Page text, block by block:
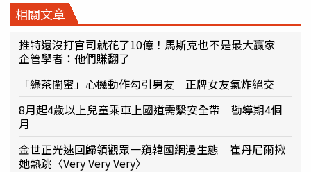
相關文章
推特還沒打官司就花了10億！馬斯克也不是最大贏家
企管學者：他們賺翻了
「綠茶閨蜜」心機動作勾引男友 正牌女友氣炸絕交
8月起4歲以上兒童乘車上國道需繫安全帶 勸導期4個
月
金世正光速回歸領觀眾一窺韓國網漫生態 崔丹尼爾揪
她熱跳〈Very Very Very〉